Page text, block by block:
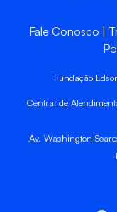
Fale Conosco
Fundação
Central de
Av. Washington